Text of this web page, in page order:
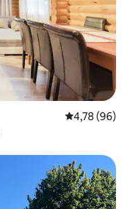
Évaluation
4,78 (96)